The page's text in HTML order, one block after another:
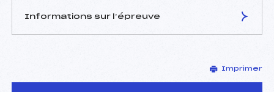
Informations sur l’épreuve
DUMONT FILLON MICHEL
(MJ)
Imprimer